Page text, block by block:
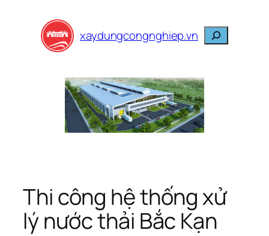
content
xaydungcongnghiep.vn Search
Thi công hệ thống xử
lý nước thải Bắc Kạn